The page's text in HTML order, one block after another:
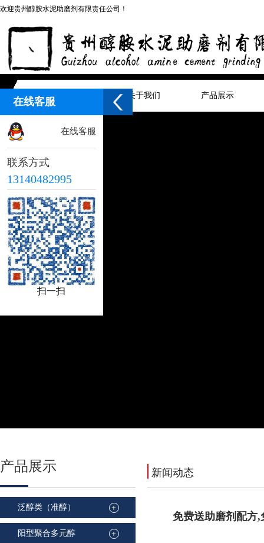
欢迎贵州醇胺水泥助磨剂有限责任公司！
网站首页 关于我们 产品展示
产品展示
泛醇类（准醇） +
阳型聚合多元醇 +
新闻动态
免费送助磨剂配方
在线客服
在线客服
联系方式
13140482995
扫一扫